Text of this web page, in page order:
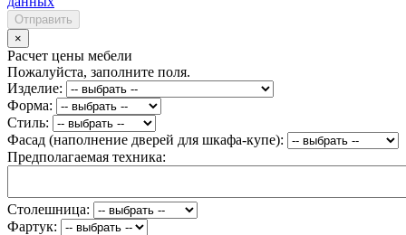
Отправить
×
Расчет цены мебели
Пожалуйста, заполните поля.
Изделие:
Форма:
Стиль:
Фасад (наполнение дверей для шкафа-купе):
Предполагаемая техника:
Столешница:
Фартук: